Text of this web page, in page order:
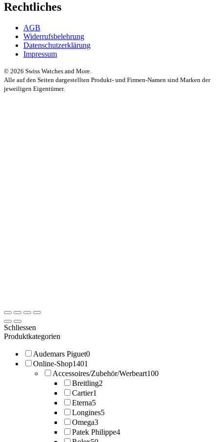
Rechtliches
AGB
Widerrufsbelehrung
Datenschutzerklärung
Impressum
© 2026 Swiss Watches and More.
Alle auf den Seiten dargestellten Produkt- und Firmen-Namen sind Marken der
jeweiligen Eigentümer.
Schliessen
Produktkategorien
Audemars Piguet0
Online-Shop1401
Accessoires/Zubehör/Werbeart100
Breitling2
Cartier1
Eterna5
Longines5
Omega3
Patek Philippe4